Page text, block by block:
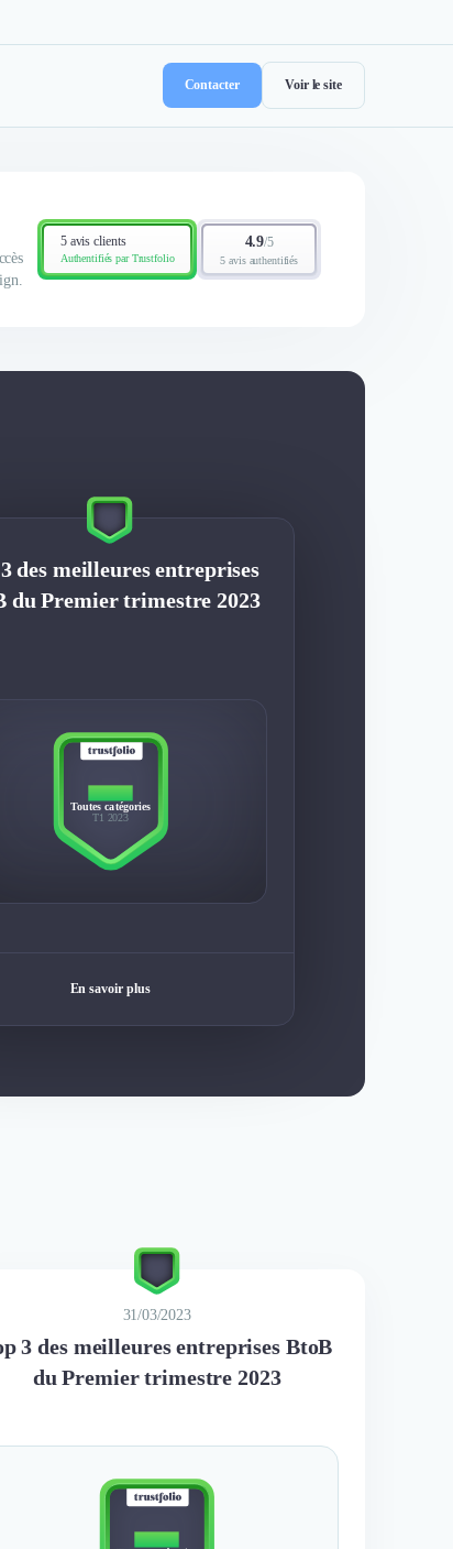
Contacter Voir le site
5 avis clients
Authentifiés par Trustfolio
4.9/5
5 avis authentifiés
des meilleures entreprises
du Premier trimestre 2023
TOP 3
Toutes catégories
T1 2023
En savoir plus
31/03/2023
3 des meilleures entreprises BtoB
du Premier trimestre 2023
TOP 3